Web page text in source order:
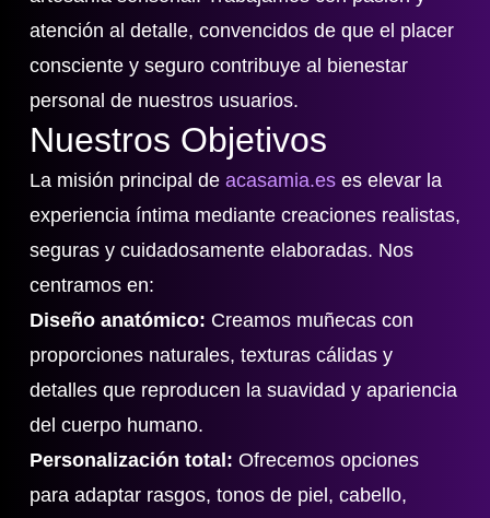
atención al detalle, convencidos de que el placer
consciente y seguro contribuye al bienestar
personal de nuestros usuarios.
Nuestros Objetivos
La misión principal de acasamia.eses elevar la
experiencia íntima mediante creaciones realistas,
seguras y cuidadosamente elaboradas. Nos
centramos en:
Diseño anatómico: Creamos muñecas con
proporciones naturales, texturas cálidas y
detalles que reproducen la suavidad y apariencia
del cuerpo humano.
Personalización total: Ofrecemos opciones
para adaptar rasgos, tonos de piel, cabello,